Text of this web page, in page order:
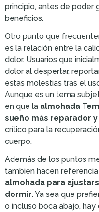
principio, antes de poder
beneficios.
Otro punto que
es la relación entre la
dolor. Usuarios que
dolor al despertar,
estas molestias tras el
Aunque es un tema
en que la almohada
sueño más reparador
crítico para la
cuerpo.
Además de los puntos
también hacen referencia
almohada para
dormir. Ya sea que
o incluso boca abajo,